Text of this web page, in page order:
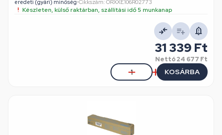
eredeti (gyári) minőség•Cikkszám: ORXXE106R02773
Készleten, külső raktárban, szállítási idő 5 munkanap
31 339 Ft
Nettó24 677 Ft
KOSÁRBA